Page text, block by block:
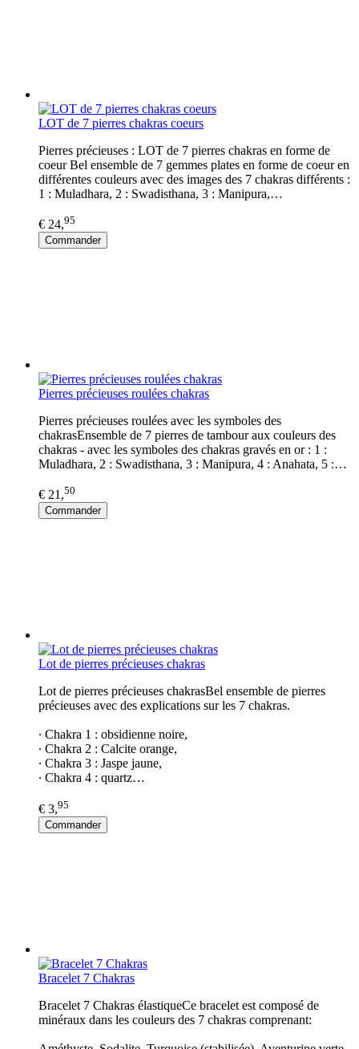
LOT de 7 pierres chakras coeurs
Pierres précieuses : LOT de 7 pierres chakras en forme de
coeur Bel ensemble de 7 gemmes plates en forme de coeur en
différentes couleurs avec des images des 7 chakras différents :
1 : Muladhara, 2 : Swadisthana, 3 : Manipura,…
€ 24,95
Commander
Pierres précieuses roulées chakras
Pierres précieuses roulées avec les symboles des
chakrasEnsemble de 7 pierres de tambour aux couleurs des
chakras - avec les symboles des chakras gravés en or : 1 :
Muladhara, 2 : Swadisthana, 3 : Manipura, 4 : Anahata, 5 :…
€ 21,50
Commander
Lot de pierres précieuses chakras
Lot de pierres précieuses chakrasBel ensemble de pierres
précieuses avec des explications sur les 7 chakras.
∙ Chakra 1 : obsidienne noire,
∙ Chakra 2 : Calcite orange,
∙ Chakra 3 : Jaspe jaune,
∙ Chakra 4 : quartz…
€ 3,95
Commander
Bracelet 7 Chakras
Bracelet 7 Chakras élastiqueCe bracelet est composé de
minéraux dans les couleurs des 7 chakras comprenant: